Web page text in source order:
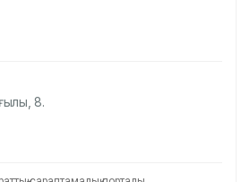
8.